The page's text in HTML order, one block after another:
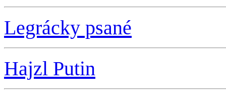
Legrácky psané
Hajzl Putin